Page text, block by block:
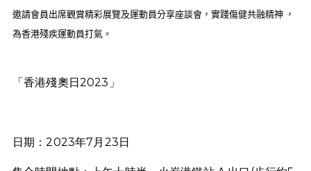
邀請會員出席觀賞精彩展覽及運動員分享座談會，實踐傷健共融精神 ，
為香港殘疾運動員打氣。
「香港殘奧日2023」
日期：2023年7月23日